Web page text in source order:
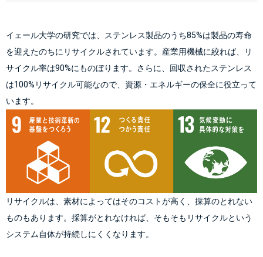
イェール大学の研究では、ステンレス製品のうち85%は製品の寿命
を迎えたのちにリサイクルされています。産業用機械に絞れば、リ
サイクル率は90%にものぼります。さらに、回収されたステンレス
は100%リサイクル可能なので、資源・エネルギーの保全に役立って
リサイクルは、素材によってはそのコストが高く、採算のとれない
ものもあります。採算がとれなければ、そもそもリサイクルという
システム自体が持続しにくくなります。